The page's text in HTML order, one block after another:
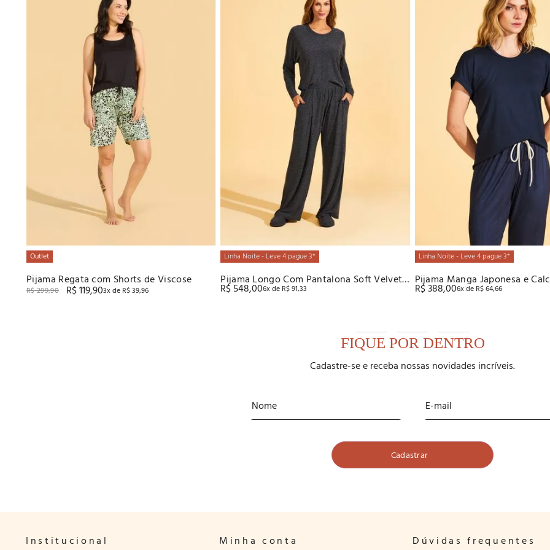
Outlet
Pijama Regata com Shorts de Viscose
R$299,90 R$119,903x de R$39,96
Linha Noite - Leve 4 pague 3*
Pijama Longo Com Pantalona Soft Velvet
Recco
R$548,006x de R$91,33
Linha Noite - Leve 4 pague 3*
Pijama Manga Japonesa e
Recco
R$388,006x de R$64,66
FIQUE POR DENTRO
Cadastre-se e receba nossas novidades incríveis.
Institucional Minha conta Dúvidas frequentes